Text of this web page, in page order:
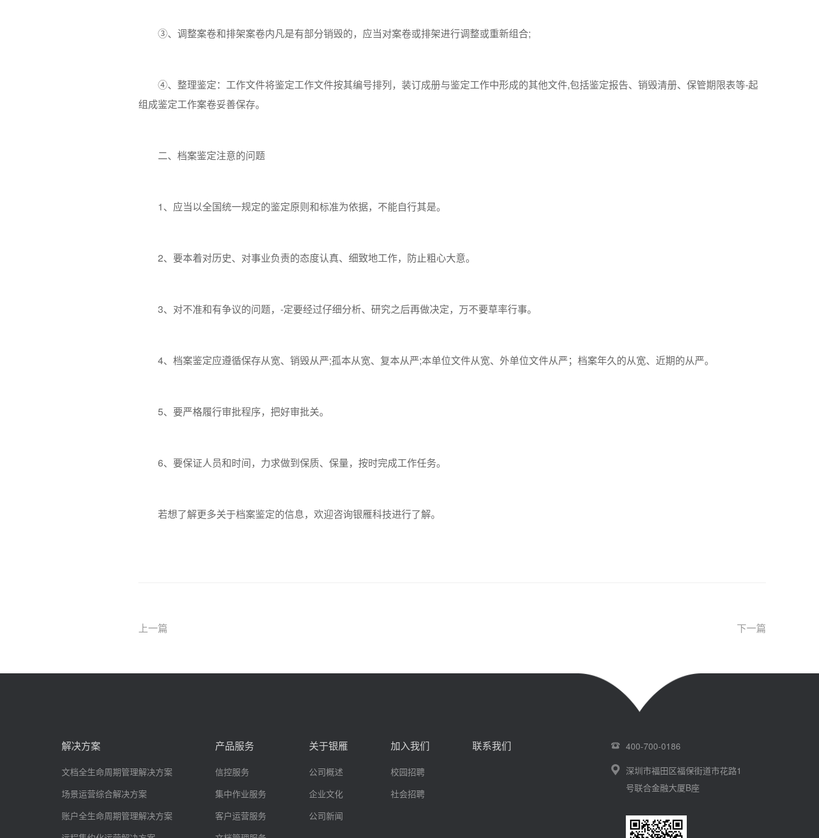
③、调整案卷和排架案卷内凡是有部分销毁的，应当对案卷或排架进行调整或重新组合;
④、整理鉴定：工作文件将鉴定工作文件按其编号排列，装订成册与鉴定工作中形成的其他文件,包括鉴定报告、销毁清册、保管期限表等-起
组成鉴定工作案卷妥善保存。
二、档案鉴定注意的问题
1、应当以全国统一规定的鉴定原则和标准为依据，不能自行其是。
2、要本着对历史、对事业负责的态度认真、细致地工作，防止粗心大意。
3、对不准和有争议的问题，-定要经过仔细分析、研究之后再做决定，万不要草率行事。
4、档案鉴定应遵循保存从宽、销毁从严;孤本从宽、复本从严;本单位文件从宽、外单位文件从严；档案年久的从宽、近期的从严。
5、要严格履行审批程序，把好审批关。
6、要保证人员和时间，力求做到保质、保量，按时完成工作任务。
若想了解更多关于档案鉴定的信息，欢迎咨询银雁科技进行了解。
上一篇 下一篇
解决方案
文档全生命周期管理解决方案
场景运营综合解决方案
账户全生命周期管理解决方案
产品服务
信控服务
集中作业服务
客户运营服务
关于银雁
公司概述
企业文化
公司新闻
加入我们
校园招聘
社会招聘
联系我们
400-700-0186
深圳市福田区福保街道市花路1
号联合金融大厦B座